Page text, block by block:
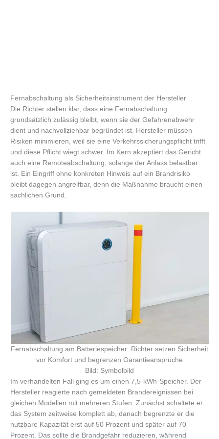
Fernabschaltung als Sicherheitsinstrument der Hersteller
Die Richter stellen klar, dass eine Fernabschaltung
grundsätzlich zulässig bleibt, wenn sie der Gefahrenabwehr
dient und nachvollziehbar begründet ist. Hersteller müssen
Risiken minimieren, weil sie eine Verkehrssicherungspflicht trifft
und diese Pflicht wiegt schwer. Im Kern akzeptiert das Gericht
auch eine Remoteabschaltung, solange der Anlass belastbar
ist. Ein Eingriff ohne konkreten Hinweis auf ein Brandrisiko
bleibt dagegen angreifbar, denn die Maßnahme braucht einen
sachlichen Grund.
Fernabschaltung am Batteriespeicher: Richter setzen Sicherheit
vor Komfort und begrenzen Garantieansprüche
Bild: Symbolbild
Im verhandelten Fall ging es um einen 7,5-kWh-Speicher. Der
Hersteller reagierte nach gemeldeten Brandereignissen bei
gleichen Modellen mit mehreren Stufen. Zunächst schaltete er
das System zeitweise komplett ab, danach begrenzte er die
nutzbare Kapazität erst auf 50 Prozent und später auf 70
Prozent. Das sollte die Brandgefahr reduzieren, während